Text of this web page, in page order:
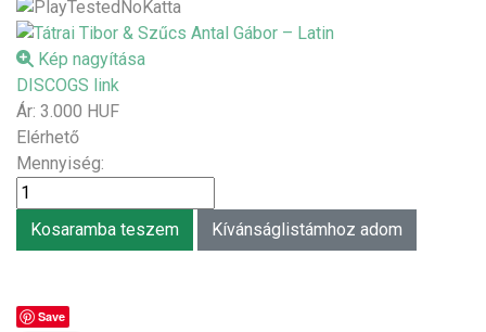
Kép nagyítása
DISCOGS link
Ár: 3.000 HUF
Elérhető
Mennyiség:
Save